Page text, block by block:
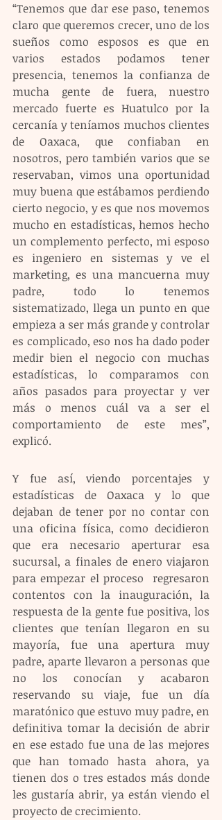
“Tenemos que dar ese paso, tenemos
claro que queremos crecer, uno de los
sueños como esposos es que en
varios estados podamos tener
presencia, tenemos la confianza de
mucha gente de fuera, nuestro
mercado fuerte es Huatulco por la
cercanía y teníamos muchos clientes
de Oaxaca, que confiaban en
nosotros, pero también varios que se
reservaban, vimos una oportunidad
muy buena que estábamos perdiendo
cierto negocio, y es que nos movemos
mucho en estadísticas, hemos hecho
un complemento perfecto, mi esposo
es ingeniero en sistemas y ve el
marketing, es una mancuerna muy
padre, todo lo tenemos
sistematizado, llega un punto en que
empieza a ser más grande y controlar
es complicado, eso nos ha dado poder
medir bien el negocio con muchas
estadísticas, lo comparamos con
años pasados para proyectar y ver
más o menos cuál va a ser el
comportamiento de este mes”,
explicó.
Y fue así, viendo porcentajes y
estadísticas de Oaxaca y lo que
dejaban de tener por no contar con
una oficina física, como decidieron
que era necesario aperturar esa
sucursal, a finales de enero viajaron
para empezar el proceso  regresaron
contentos con la inauguración, la
respuesta de la gente fue positiva, los
clientes que tenían llegaron en su
mayoría, fue una apertura muy
padre, aparte llevaron a personas que
no los conocían y acabaron
reservando su viaje, fue un día
maratónico que estuvo muy padre, en
definitiva tomar la decisión de abrir
en ese estado fue una de las mejores
que han tomado hasta ahora, ya
tienen dos o tres estados más donde
les gustaría abrir, ya están viendo el
proyecto de crecimiento.